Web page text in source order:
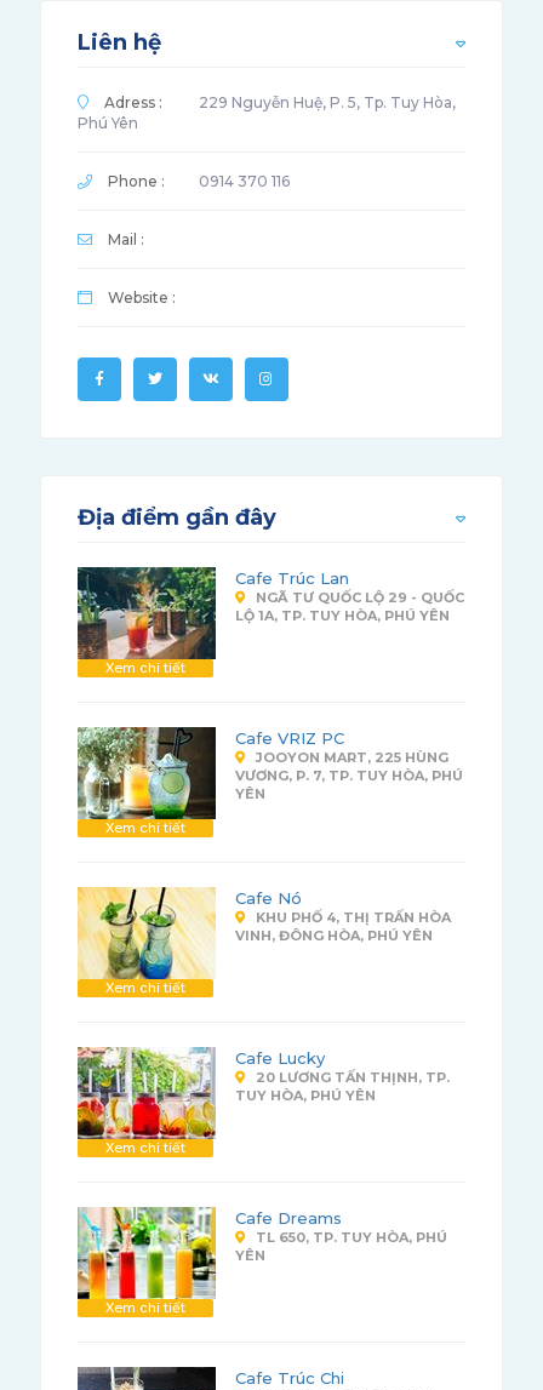
Liên hệ
Adress :
229 Nguyễn Huệ, P. 5, Tp. Tuy Hòa,
Phú Yên
Phone : 0914 370 116
Mail :
Website :
Địa điểm gần đây
Xem chi tiết
Cafe Trúc Lan
NGÃ TƯ QUỐC LỘ 29 - QUỐC
LỘ 1A, TP. TUY HÒA, PHÚ YÊN
Xem chi tiết
Cafe VRIZ PC
JOOYON MART, 225 HÙNG
VƯƠNG, P. 7, TP. TUY HÒA, PHÚ
YÊN
Xem chi tiết
Cafe Nó
KHU PHỐ 4, THỊ TRẤN HÒA
VINH, ĐÔNG HÒA, PHÚ YÊN
Xem chi tiết
Cafe Lucky
20 LƯƠNG TẤN THỊNH, TP.
TUY HÒA, PHÚ YÊN
Xem chi tiết
Cafe Dreams
TL 650, TP. TUY HÒA, PHÚ
YÊN
Cafe Trúc Chi